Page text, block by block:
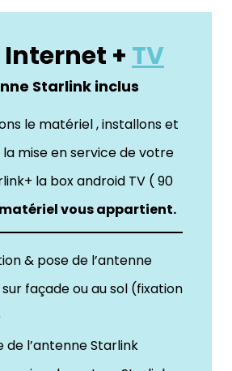
Internet + TV
Starlink inclus
le matériel , installons et
mise en service de votre
la box android TV ( 90
matériel vous appartient.
& pose de l’antenne
façade ou au sol (fixation
de l’antenne Starlink